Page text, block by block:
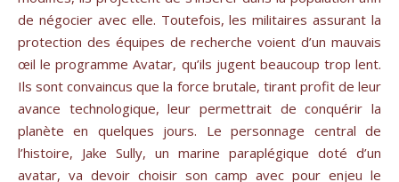
de négocier avec elle. Toutefois, les militaires assurant la
protection des équipes de recherche voient d’un mauvais
œil le programme Avatar, qu’ils jugent beaucoup trop lent.
Ils sont convaincus que la force brutale, tirant profit de leur
avance technologique, leur permettrait de conquérir la
planète en quelques jours. Le personnage central de
l’histoire, Jake Sully, un marine paraplégique doté d’un
avatar, va devoir choisir son camp avec pour enjeu le